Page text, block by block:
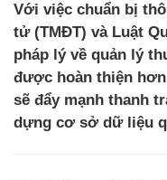
Với việc chuẩn bị
tử (TMĐT) và Luật
pháp lý về quản lý
được hoàn thiện
sẽ đẩy mạnh thanh
dựng cơ sở dữ liệu